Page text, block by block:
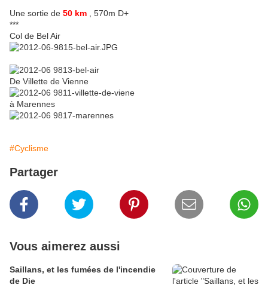
Une sortie de 50 km , 570m D+
***
Col de Bel Air
De Villette de Vienne
à Marennes
#Cyclisme
Partager
Vous aimerez aussi
Saillans, et les fumées de l'incendie
de Die